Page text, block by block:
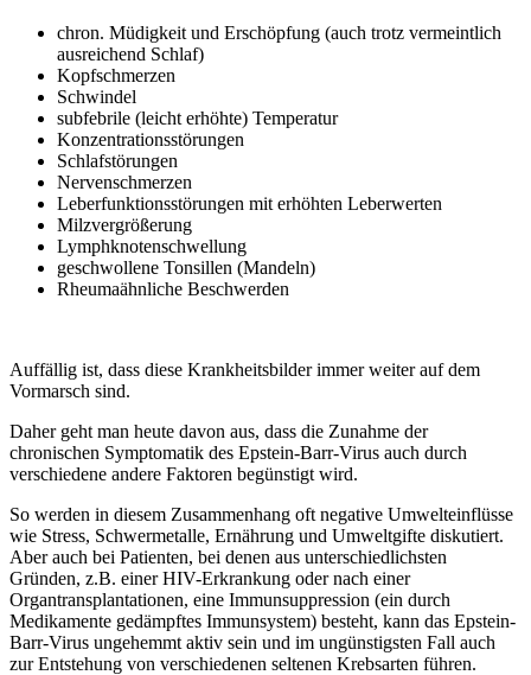
chron. Müdigkeit und Erschöpfung (auch trotz vermeintlich
ausreichend Schlaf)
Kopfschmerzen
Schwindel
subfebrile (leicht erhöhte) Temperatur
Konzentrationsstörungen
Schlafstörungen
Nervenschmerzen
Leberfunktionsstörungen mit erhöhten Leberwerten
Milzvergrößerung
Lymphknotenschwellung
geschwollene Tonsillen (Mandeln)
Rheumaähnliche Beschwerden
Auffällig ist, dass diese Krankheitsbilder immer weiter auf dem
Vormarsch sind.
Daher geht man heute davon aus, dass die Zunahme der
chronischen Symptomatik des Epstein-Barr-Virus auch durch
verschiedene andere Faktoren begünstigt wird.
So werden in diesem Zusammenhang oft negative Umwelteinflüsse
wie Stress, Schwermetalle, Ernährung und Umweltgifte diskutiert.
Aber auch bei Patienten, bei denen aus unterschiedlichsten
Gründen, z.B. einer HIV-Erkrankung oder nach einer
Organtransplantationen, eine Immunsuppression (ein durch
Medikamente gedämpftes Immunsystem) besteht, kann das Epstein-
Barr-Virus ungehemmt aktiv sein und im ungünstigsten Fall auch
zur Entstehung von verschiedenen seltenen Krebsarten führen.